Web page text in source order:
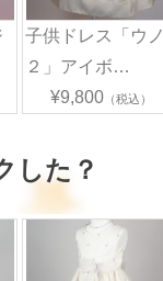
子供ドレス「ウノ
２」アイボ…
¥9,800（税込）
した？